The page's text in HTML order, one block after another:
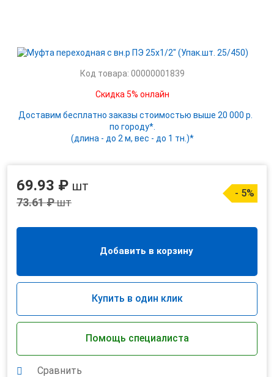
Код товара: 00000001839
Скидка 5% онлайн
Доставим бесплатно заказы стоимостью выше 20 000 р.
по городу*.
(длина - до 2 м, вес - до 1 тн.)*
69.93 ₽ шт
73.61 ₽шт
- 5%
Добавить в корзину
Купить в один клик
Помощь специалиста
Сравнить